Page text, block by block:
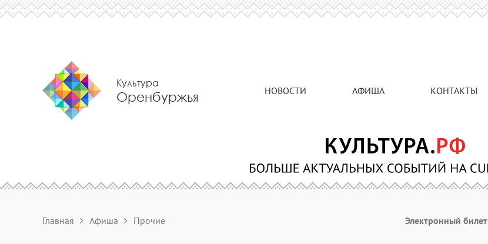
Культура
Оренбуржья НОВОСТИ АФИША КОНТАКТЫ
Главная Афиша Прочие Электронный билет